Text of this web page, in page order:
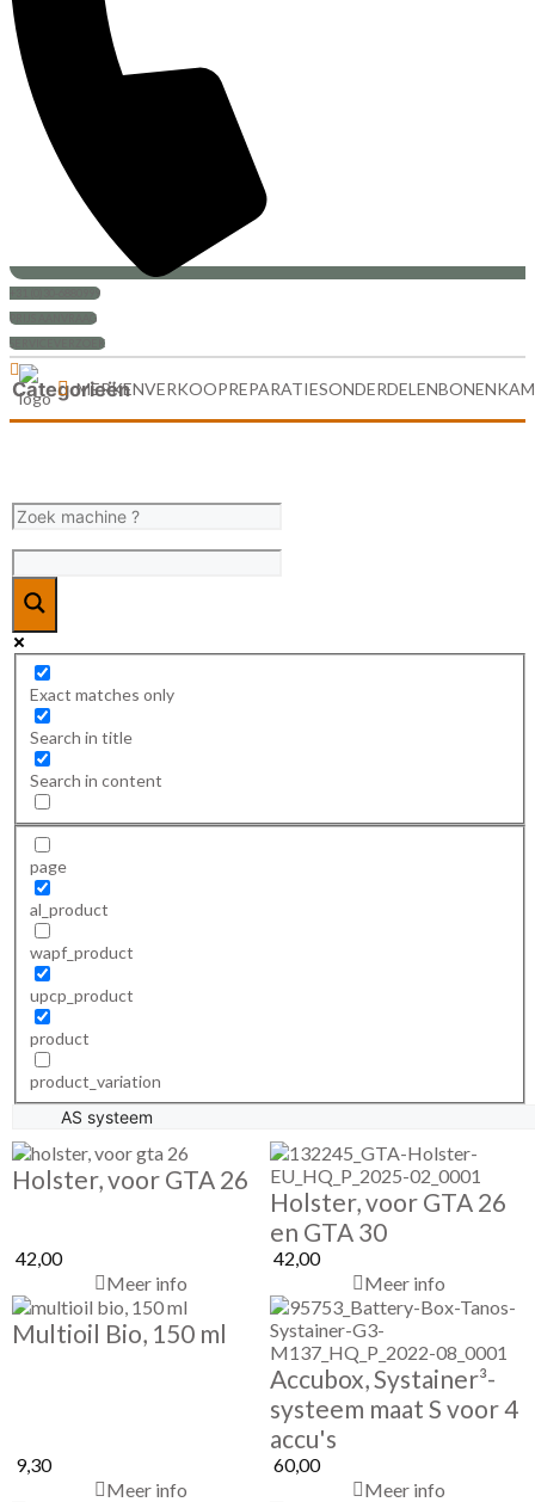
+31 (0)30-6880999
PRIJS AANVRAAG
SERVICEVERZOEK
MERKENVERKOOPREPARATIESONDERDELEN
Categorieën
Exact matches only
Search in title
Search in content
page
al_product
wapf_product
upcp_product
product
product_variation
Holster, voor GTA 26
42,00
Meer info
Holster, voor GTA 26
en GTA 30
42,00
Meer info
Multioil Bio, 150 ml
9,30
Meer info
Accubox, Systainer³-
systeem maat S voor 4
accu's
60,00
Meer info